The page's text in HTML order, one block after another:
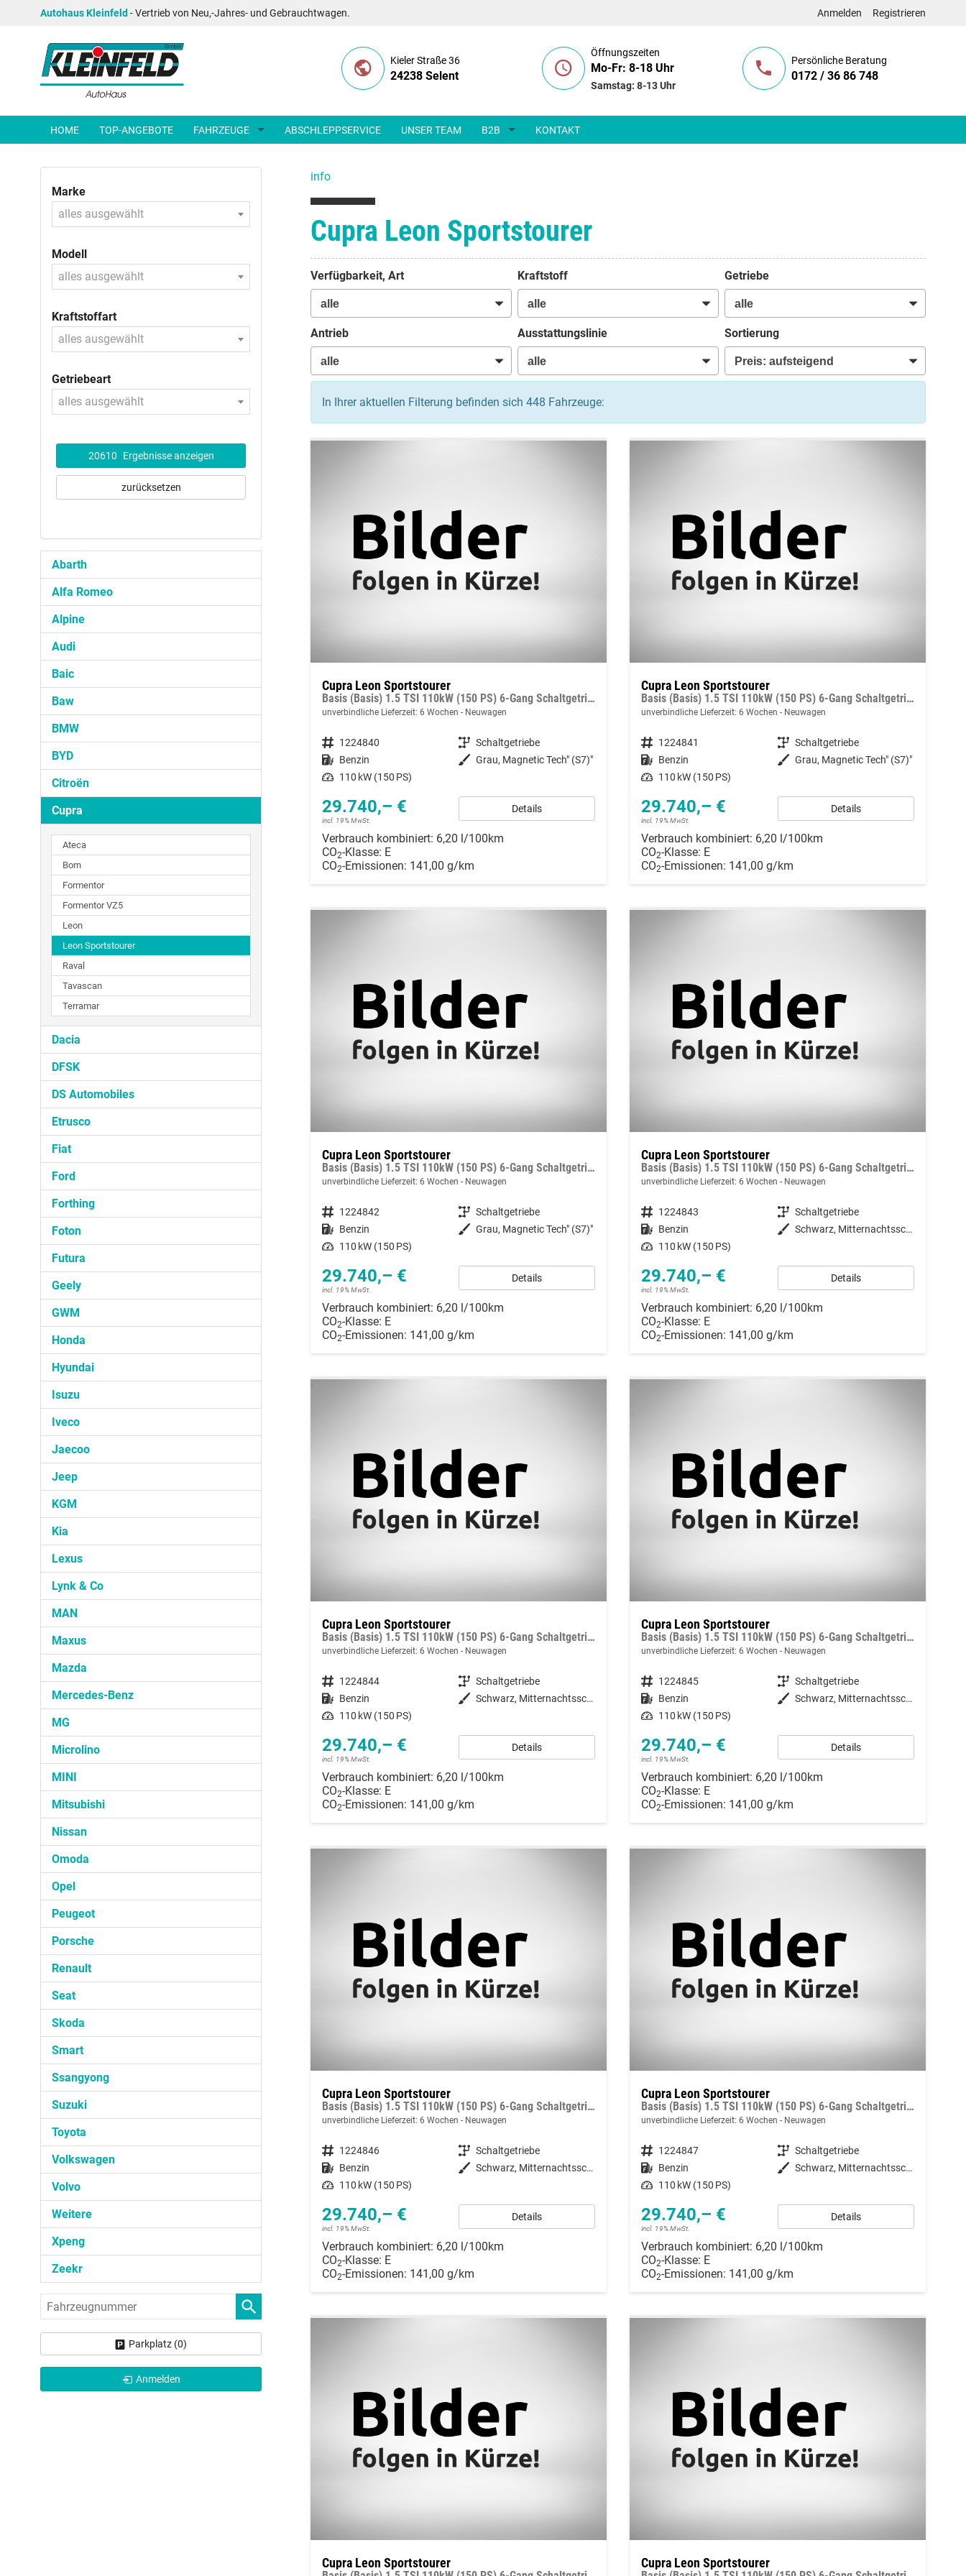
Autohaus Kleinfeld - Vertrieb von Neu,-Jahres- und Gebrauchtwagen. Anmelden Registrieren
Kieler Straße 36
24238 Selent
Öffnungszeiten
Mo-Fr: 8-18 Uhr
Samstag: 8-13 Uhr
Persönliche Beratung
0172 / 36 86 748
HOME TOP-ANGEBOTE FAHRZEUGE ABSCHLEPPSERVICE UNSER TEAM B2B KONTAKT
info
Cupra Leon Sportstourer
Verfügbarkeit, Art Kraftstoff Getriebe
Antrieb Ausstattungslinie Sortierung
In Ihrer aktuellen Filterung befinden sich 448 Fahrzeuge:
Cupra Leon Sportstourer
Basis (Basis) 1.5 TSI 110kW (150 PS) 6-Gang Schaltgetriebe
unverbindliche Lieferzeit: 6 Wochen Neuwagen
Fahrzeugnummer 1224840 Getriebe Schaltgetriebe
Kraftstoff Benzin Außenfarbe Grau, Magnetic Tech" (S7)"
Leistung 110 kW (150 PS)
29.740,– €
incl. 19% MwSt.
Details
Verbrauch kombiniert: 6,20 l/100km
CO2-Klasse: E
CO2-Emissionen: 141,00 g/km
Cupra Leon Sportstourer
Basis (Basis) 1.5 TSI 110kW (150 PS) 6-Gang Schaltgetriebe
unverbindliche Lieferzeit: 6 Wochen Neuwagen
Fahrzeugnummer 1224841 Getriebe Schaltgetriebe
Kraftstoff Benzin Außenfarbe Grau, Magnetic Tech" (S7)"
Leistung 110 kW (150 PS)
29.740,– €
incl. 19% MwSt.
Details
Verbrauch kombiniert: 6,20 l/100km
CO2-Klasse: E
CO2-Emissionen: 141,00 g/km
Cupra Leon Sportstourer
Basis (Basis) 1.5 TSI 110kW (150 PS) 6-Gang Schaltgetriebe
unverbindliche Lieferzeit: 6 Wochen Neuwagen
Fahrzeugnummer 1224842 Getriebe Schaltgetriebe
Kraftstoff Benzin Außenfarbe Grau, Magnetic Tech" (S7)"
Leistung 110 kW (150 PS)
29.740,– €
incl. 19% MwSt.
Details
Verbrauch kombiniert: 6,20 l/100km
CO2-Klasse: E
CO2-Emissionen: 141,00 g/km
Cupra Leon Sportstourer
Basis (Basis) 1.5 TSI 110kW (150 PS) 6-Gang Schaltgetriebe
unverbindliche Lieferzeit: 6 Wochen Neuwagen
Fahrzeugnummer 1224843 Getriebe Schaltgetriebe
Kraftstoff Benzin Außenfarbe
Schwarz, Mitternachtsschwarz (0E)
Leistung 110 kW (150 PS)
29.740,– €
incl. 19% MwSt.
Details
Verbrauch kombiniert: 6,20 l/100km
CO2-Klasse: E
CO2-Emissionen: 141,00 g/km
Cupra Leon Sportstourer
Basis (Basis) 1.5 TSI 110kW (150 PS) 6-Gang Schaltgetriebe
unverbindliche Lieferzeit: 6 Wochen Neuwagen
Fahrzeugnummer 1224844 Getriebe Schaltgetriebe
Kraftstoff Benzin Außenfarbe
Schwarz, Mitternachtsschwarz (0E)
Leistung 110 kW (150 PS)
29.740,– €
incl. 19% MwSt.
Details
Verbrauch kombiniert: 6,20 l/100km
CO2-Klasse: E
CO2-Emissionen: 141,00 g/km
Cupra Leon Sportstourer
Basis (Basis) 1.5 TSI 110kW (150 PS) 6-Gang Schaltgetriebe
unverbindliche Lieferzeit: 6 Wochen Neuwagen
Fahrzeugnummer 1224845 Getriebe Schaltgetriebe
Kraftstoff Benzin Außenfarbe
Schwarz, Mitternachtsschwarz (0E)
Leistung 110 kW (150 PS)
29.740,– €
incl. 19% MwSt.
Details
Verbrauch kombiniert: 6,20 l/100km
CO2-Klasse: E
CO2-Emissionen: 141,00 g/km
Cupra Leon Sportstourer
Basis (Basis) 1.5 TSI 110kW (150 PS) 6-Gang Schaltgetriebe
unverbindliche Lieferzeit: 6 Wochen Neuwagen
Fahrzeugnummer 1224846 Getriebe Schaltgetriebe
Kraftstoff Benzin Außenfarbe
Schwarz, Mitternachtsschwarz (0E)
Leistung 110 kW (150 PS)
29.740,– €
incl. 19% MwSt.
Details
Verbrauch kombiniert: 6,20 l/100km
CO2-Klasse: E
CO2-Emissionen: 141,00 g/km
Cupra Leon Sportstourer
Basis (Basis) 1.5 TSI 110kW (150 PS) 6-Gang Schaltgetriebe
unverbindliche Lieferzeit: 6 Wochen Neuwagen
Fahrzeugnummer 1224847 Getriebe Schaltgetriebe
Kraftstoff Benzin Außenfarbe
Schwarz, Mitternachtsschwarz (0E)
Leistung 110 kW (150 PS)
29.740,– €
incl. 19% MwSt.
Details
Verbrauch kombiniert: 6,20 l/100km
CO2-Klasse: E
CO2-Emissionen: 141,00 g/km
Cupra Leon Sportstourer Cupra Leon Sportstourer
Marke
alles ausgewählt
Modell
alles ausgewählt
Kraftstoffart
alles ausgewählt
Getriebeart
alles ausgewählt
20610 Ergebnisse anzeigen
zurücksetzen
Abarth
Alfa Romeo
Alpine
Audi
Baic
Baw
BMW
BYD
Citroën
Cupra
Ateca
Born
Formentor
Formentor VZ5
Leon
Leon Sportstourer
Raval
Tavascan
Terramar
Dacia
DFSK
DS Automobiles
Etrusco
Fiat
Ford
Forthing
Foton
Futura
Geely
GWM
Honda
Hyundai
Isuzu
Iveco
Jaecoo
Jeep
KGM
Kia
Lexus
Lynk & Co
MAN
Maxus
Mazda
Mercedes-Benz
MG
Microlino
MINI
Mitsubishi
Nissan
Omoda
Opel
Peugeot
Porsche
Renault
Seat
Skoda
Smart
Ssangyong
Suzuki
Toyota
Volkswagen
Volvo
Weitere
Xpeng
Zeekr
Fahrzeugnummer
Parkplatz (0)
Anmelden